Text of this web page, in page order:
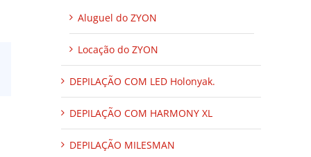
Aluguel do ZYON
Locação do ZYON
DEPILAÇÃO COM LED Holonyak.
DEPILAÇÃO COM HARMONY XL
DEPILAÇÃO MILESMAN